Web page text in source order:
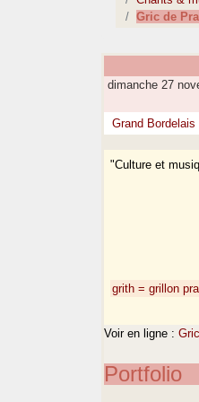
Gric de
dimanche 27
Grand Bordelais
"Culture et
grith = grillon
Voir en ligne :
Portfolio